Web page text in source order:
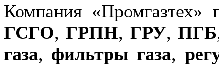
Компания «Промгазтех»
ГСГО, ГРПН, ГРУ, ПГБ
газа, фильтры газа,